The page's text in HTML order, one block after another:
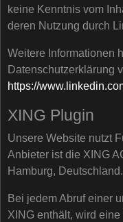
keine Kenntnis vom
deren Nutzung durch
Weitere Informationen
Datenschutzerklärung
https://
XING Plugin
Unsere Website nutzt
Anbieter ist die XING
Hamburg, Deutschland.
Bei jedem Abruf einer
XING enthält, wird